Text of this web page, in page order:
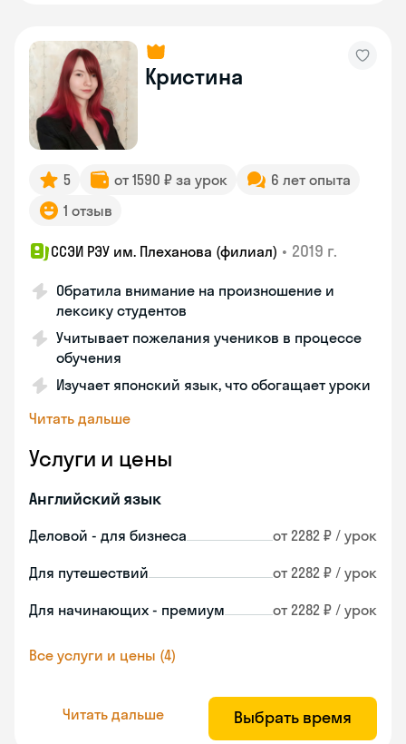
Кристина
5 от 1590 ₽ за урок
6 лет опыта
1 отзыв
ССЭИ РЭУ им. Плеханова (филиал) • 2019 г.
Обратила внимание на произношение и
лексику студентов
Учитывает пожелания учеников в процессе
обучения
Изучает японский язык, что обогащает уроки
Читать дальше
Услуги и цены
Английский язык
Деловой - для бизнеса от 2282 ₽ / урок
Для путешествий от 2282 ₽ / урок
Для начинающих - премиум от 2282 ₽ / урок
Все услуги и цены (4)
Читать дальше Выбрать время